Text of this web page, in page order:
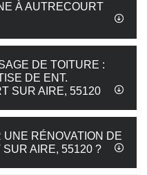
À AUTRECOURT
DE TOITURE :
DE ENT.
SUR AIRE, 55120
UNE RÉNOVATION DE
AIRE, 55120 ?